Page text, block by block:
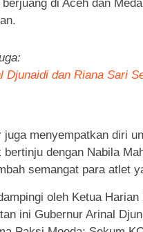
berjuang di Aceh dan
Djunaidi dan Riana Sari
juga menyempatkan diri
bertinju dengan Nabila
semangat para atlet
oleh Ketua
ini Gubernur Arinal